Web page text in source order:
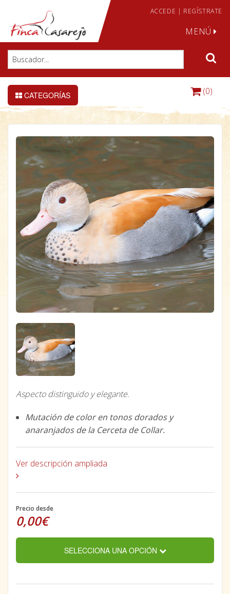
ACCEDE | REGÍSTRATE
MENÚ
CATEGORÍAS (0)
Aspecto distinguido y elegante.
Mutación de color en tonos dorados y
anaranjados de la Cerceta de Collar.
Ver descripción ampliada
Precio desde
0,00€
SELECCIONA UNA OPCIÓN